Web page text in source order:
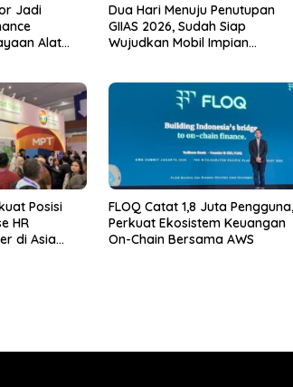
Jadi
Alat
Dua Hari Menuju Penutupan
GIIAS 2026, Sudah Siap
Wujudkan Mobil Impian
Posisi
HR
di Asia
FLOQ Catat 1,8 Juta Pengguna,
Perkuat Ekosistem Keuangan
On-Chain Bersama AWS